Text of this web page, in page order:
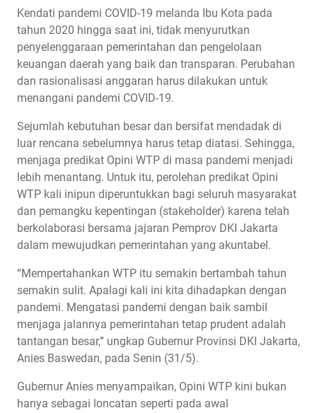
Kendati pandemi COVID-19 melanda Ibu Kota pada
tahun 2020 hingga saat ini, tidak menyurutkan
penyelenggaraan pemerintahan dan pengelolaan
keuangan daerah yang baik dan transparan. Perubahan
dan rasionalisasi anggaran harus dilakukan untuk
menangani pandemi COVID-19.
Sejumlah kebutuhan besar dan bersifat mendadak di
luar rencana sebelumnya harus tetap diatasi. Sehingga,
menjaga predikat Opini WTP di masa pandemi menjadi
lebih menantang. Untuk itu, perolehan predikat Opini
WTP kali inipun diperuntukkan bagi seluruh masyarakat
dan pemangku kepentingan (stakeholder) karena telah
berkolaborasi bersama jajaran Pemprov DKI Jakarta
dalam mewujudkan pemerintahan yang akuntabel.
“Mempertahankan WTP itu semakin bertambah tahun
semakin sulit. Apalagi kali ini kita dihadapkan dengan
pandemi. Mengatasi pandemi dengan baik sambil
menjaga jalannya pemerintahan tetap prudent adalah
tantangan besar,” ungkap Gubernur Provinsi DKI Jakarta,
Anies Baswedan, pada Senin (31/5).
Gubernur Anies menyampaikan, Opini WTP kini bukan
hanya sebagai loncatan seperti pada awal